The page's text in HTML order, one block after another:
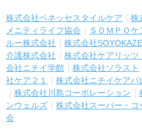
株式会社ベネッセスタイルケア 株
メニティライフ協会
ＳＯＭＰＯケ
ルー株式会社
株式会社SOYOKAZE
介護株式会社
株式会社ケアリッ
会社ニチイ学館
株式会社ソラスト
社ケア２１
株式会社ニチイケアパ
株式会社川島コーポレーション
ンウェルズ
株式会社スーパー・コ
会